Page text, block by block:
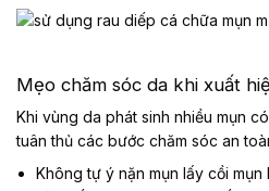
Mẹo chăm sóc da khi xuất
Khi vùng da phát sinh nhiều mụn
tuân thủ các bước chăm sóc an
Không tự ý nặn mụn lấy cồi